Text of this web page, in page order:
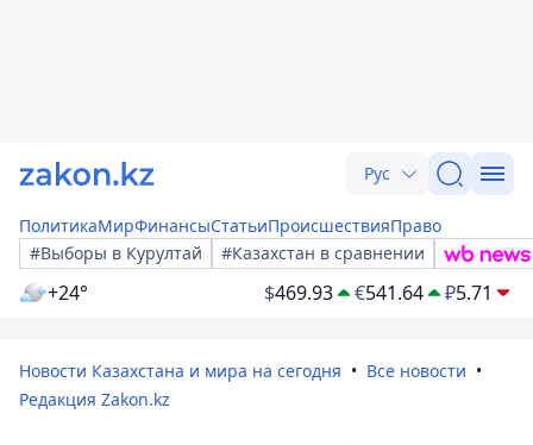
Рус
ПолитикаМирФинансыСтатьиПроисшествияПраво
#Выборы в Курултай
#Казахстан в сравнении
+24° $469.93 €541.64 ₽5.71
Новости Казахстана и мира на сегодня
Все новости
Редакция Zakon.kz